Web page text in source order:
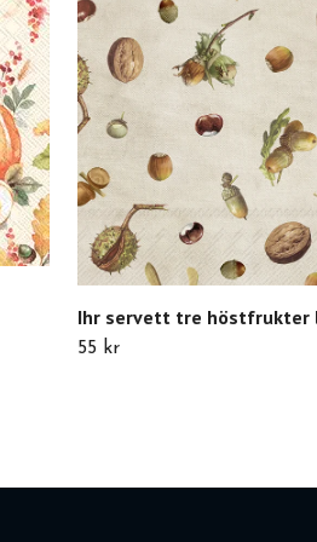
Ihr servett tre höstfrukter
55 kr